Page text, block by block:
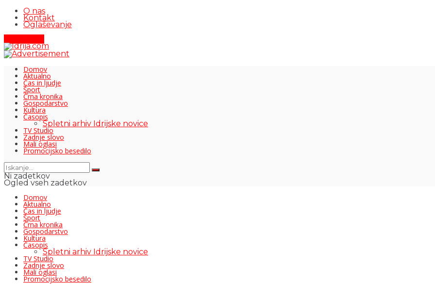
O nas
Kontakt
Oglaševanje
Domov
Aktualno
Čas in ljudje
Šport
Črna kronika
Gospodarstvo
Kultura
Časopis
Spletni arhiv Idrijske novice
TV Studio
Zadnje slovo
Mali oglasi
Promocijsko besedilo
Ni zadetkov
Ogled vseh zadetkov
Domov
Aktualno
Čas in ljudje
Šport
Črna kronika
Gospodarstvo
Kultura
Časopis
Spletni arhiv Idrijske novice
TV Studio
Zadnje slovo
Mali oglasi
Promocijsko besedilo